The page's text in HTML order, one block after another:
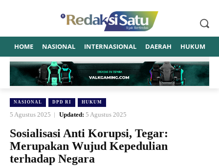
HOME NASIONAL INTERNASIONAL DAERAH HUKUM
NASIONAL DPD RI HUKUM
5 Agustus 2025 Updated: 5 Agustus 2025
Sosialisasi Anti Korupsi, Tegar:
Merupakan Wujud Kepedulian
terhadap Negara